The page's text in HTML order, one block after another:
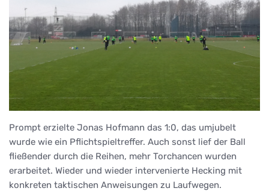
Prompt erzielte Jonas Hofmann das 1:0, das umjubelt
wurde wie ein Pflichtspieltreffer. Auch sonst lief der Ball
fließender durch die Reihen, mehr Torchancen wurden
erarbeitet. Wieder und wieder intervenierte Hecking mit
konkreten taktischen Anweisungen zu Laufwegen.